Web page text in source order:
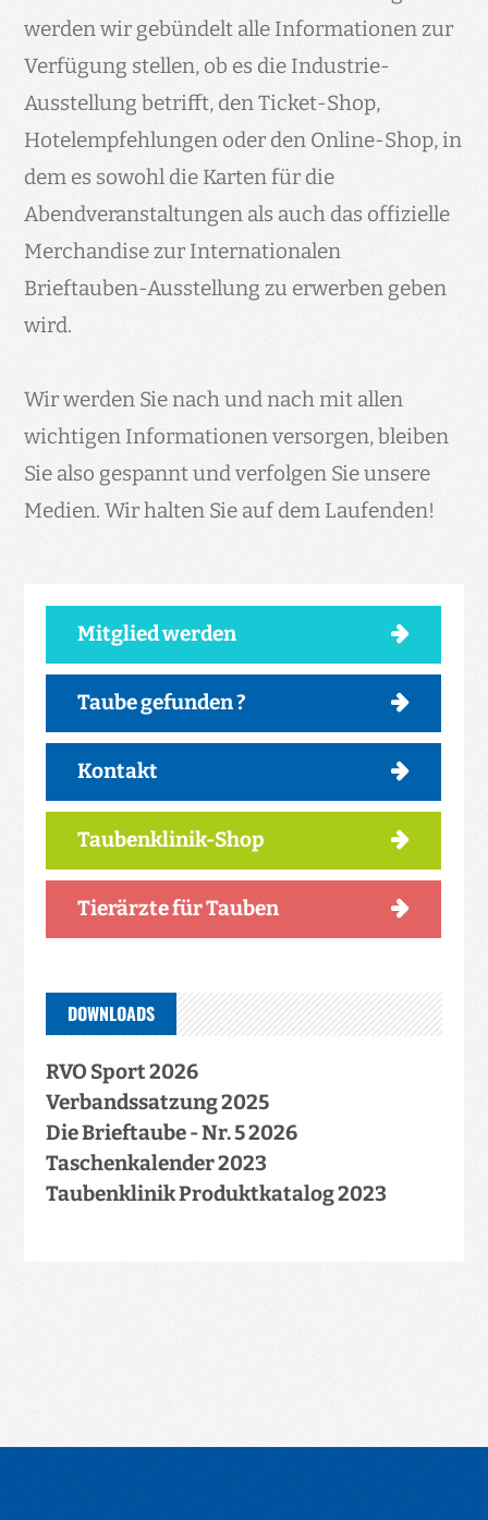
werden wir gebündelt alle Informationen zur
Verfügung stellen, ob es die Industrie-
Ausstellung betrifft, den Ticket-Shop,
Hotelempfehlungen oder den Online-Shop, in
dem es sowohl die Karten für die
Abendveranstaltungen als auch das offizielle
Merchandise zur Internationalen
Brieftauben-Ausstellung zu erwerben geben
wird.
Wir werden Sie nach und nach mit allen
wichtigen Informationen versorgen, bleiben
Sie also gespannt und verfolgen Sie unsere
Medien. Wir halten Sie auf dem Laufenden!
Mitglied werden
Taube gefunden ?
Kontakt
Taubenklinik-Shop
Tierärzte für Tauben
DOWNLOADS
RVO Sport 2026
Verbandssatzung 2025
Die Brieftaube - Nr. 5 2026
Taschenkalender 2023
Taubenklinik Produktkatalog 2023